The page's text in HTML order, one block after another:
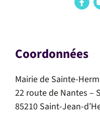
Coordonnées
Mairie de Sainte-
22 route de Nantes –
85210 Saint-Jean-